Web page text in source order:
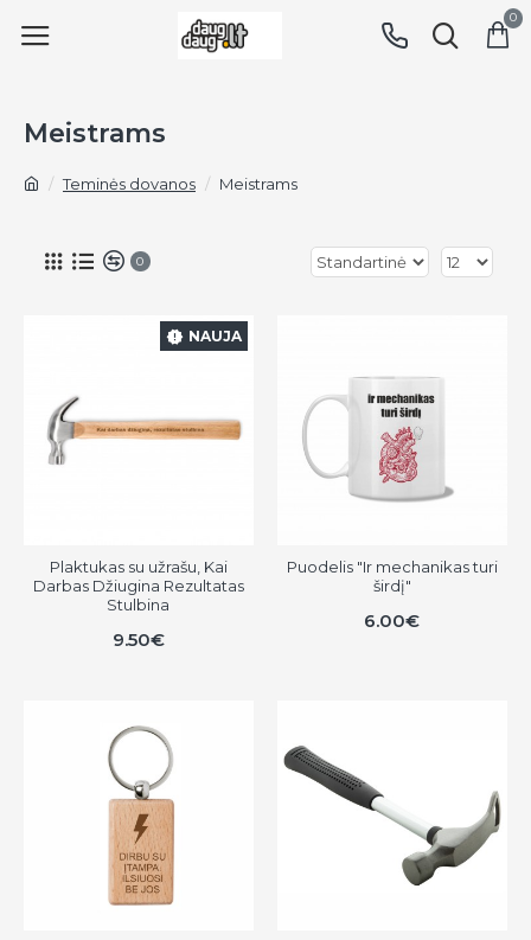
0
Teminės dovanos Meistrams
Meistrams
0
NAUJA
Plaktukas su užrašu, Kai
Darbas Džiugina Rezultatas
Stulbina
9.50€
Puodelis "Ir mechanikas turi
širdį"
6.00€